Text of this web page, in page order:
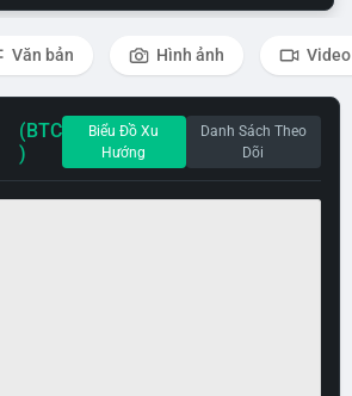
Văn bản Hình ảnh Video
(BTC
)
Biểu Đồ Xu
Hướng
Danh Sách Theo
Dõi